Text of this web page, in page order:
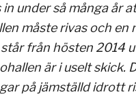
under så många år
måste rivas och en
från hösten 2014
är i uselt skick.
på jämställd idrott